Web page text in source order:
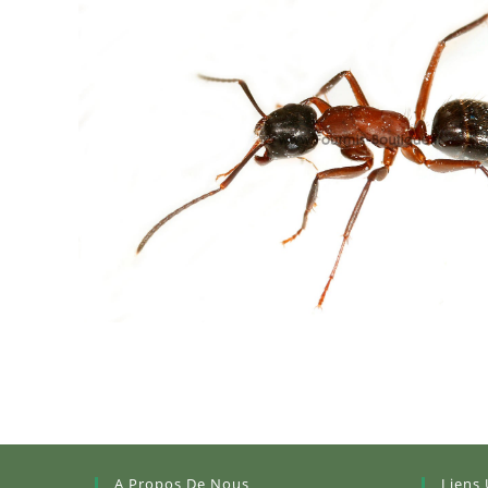
A Propos De Nous Liens